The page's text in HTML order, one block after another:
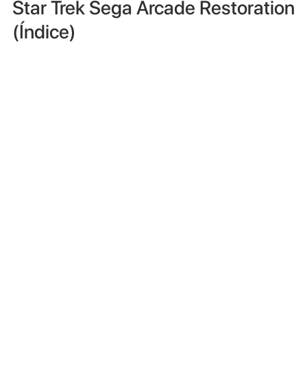
Star Trek Sega Arcade Restoration
(Índice)